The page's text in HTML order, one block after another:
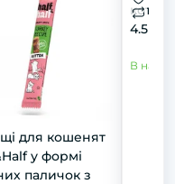
для кошенят
у формі
паличок з
котів,
4.5 см
В